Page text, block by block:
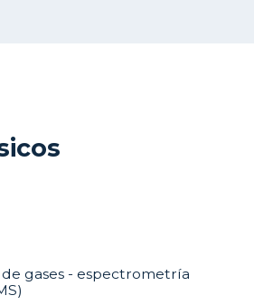
gases - espectrometría